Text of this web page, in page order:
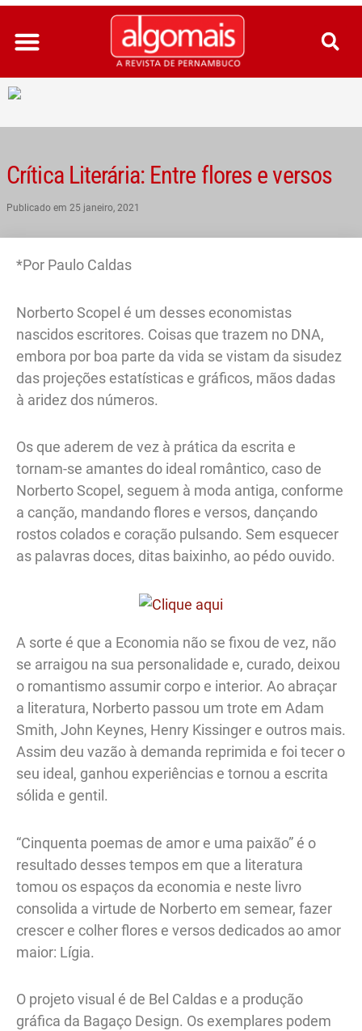
Ir
para
conteúdo
Crítica Literária: Entre flores e versos
Publicado em 25 janeiro, 2021
*Por Paulo Caldas
Norberto Scopel é um desses economistas
nascidos escritores. Coisas que trazem no DNA,
embora por boa parte da vida se vistam da sisudez
das projeções estatísticas e gráficos, mãos dadas
à aridez dos números.
Os que aderem de vez à prática da escrita e
tornam-se amantes do ideal romântico, caso de
Norberto Scopel, seguem à moda antiga, conforme
a canção, mandando flores e versos, dançando
rostos colados e coração pulsando. Sem esquecer
as palavras doces, ditas baixinho, ao pédo ouvido.
A sorte é que a Economia não se fixou de vez, não
se arraigou na sua personalidade e, curado, deixou
o romantismo assumir corpo e interior. Ao abraçar
a literatura, Norberto passou um trote em Adam
Smith, John Keynes, Henry Kissinger e outros mais.
Assim deu vazão à demanda reprimida e foi tecer o
seu ideal, ganhou experiências e tornou a escrita
sólida e gentil.
“Cinquenta poemas de amor e uma paixão” é o
resultado desses tempos em que a literatura
tomou os espaços da economia e neste livro
consolida a virtude de Norberto em semear, fazer
crescer e colher flores e versos dedicados ao amor
maior: Lígia.
O projeto visual é de Bel Caldas e a produção
gráfica da Bagaço Design. Os exemplares podem